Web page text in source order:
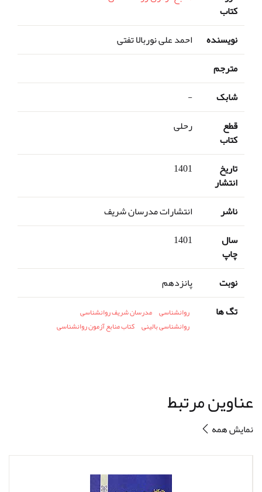
کتاب
نویسنده
احمد علی نوربالا تفتی
مترجم
شابک
-
قطع
کتاب
رحلی
تاریخ
انتشار
1401
ناشر
انتشارات مدرسان شریف
سال
چاپ
1401
نوبت
پانزدهم
تگ ها
روانشناسی مدرسان شریف روانشناسی
روانشناسی بالینی کتاب منابع آزمون روانشناسی
عناوین مرتبط
نمایش همه